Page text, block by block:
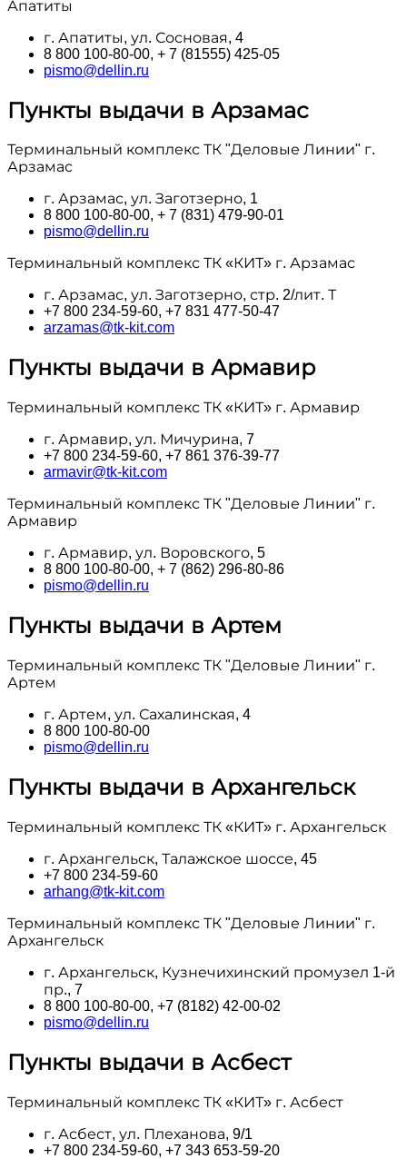
Апатиты
г. Апатиты, ул. Сосновая, 4
8 800 100‑80-00, + 7 (81555) 425-05
pismo@dellin.ru
Пункты выдачи в Арзамас
Терминальный комплекс ТК "Деловые Линии" г.
Арзамас
г. Арзамас, ул. Заготзерно, 1
8 800 100‑80-00, + 7 (831) 479-90-01
pismo@dellin.ru
Терминальный комплекс ТК «КИТ» г. Арзамас
г. Арзамас, ул. Заготзерно, стр. 2/лит. Т
+7 800 234-59-60, +7 831 477-50-47
arzamas@tk-kit.com
Пункты выдачи в Армавир
Терминальный комплекс ТК «КИТ» г. Армавир
г. Армавир, ул. Мичурина, 7
+7 800 234-59-60, +7 861 376-39-77
armavir@tk-kit.com
Терминальный комплекс ТК "Деловые Линии" г.
Армавир
г. Армавир, ул. Воровского, 5
8 800 100‑80-00, + 7 (862) 296-80-86
pismo@dellin.ru
Пункты выдачи в Артем
Терминальный комплекс ТК "Деловые Линии" г.
Артем
г. Артем, ул. Сахалинская, 4
8 800 100‑80-00
pismo@dellin.ru
Пункты выдачи в Архангельск
Терминальный комплекс ТК «КИТ» г. Архангельск
г. Архангельск, Талажское шоссе, 45
+7 800 234-59-60
arhang@tk-kit.com
Терминальный комплекс ТК "Деловые Линии" г.
Архангельск
г. Архангельск, Кузнечихинский промузел 1-й
пр., 7
8 800 100‑80-00, +7 (8182) 42-00-02
pismo@dellin.ru
Пункты выдачи в Асбест
Терминальный комплекс ТК «КИТ» г. Асбест
г. Асбест, ул. Плеханова, 9/1
+7 800 234-59-60, +7 343 653-59-20